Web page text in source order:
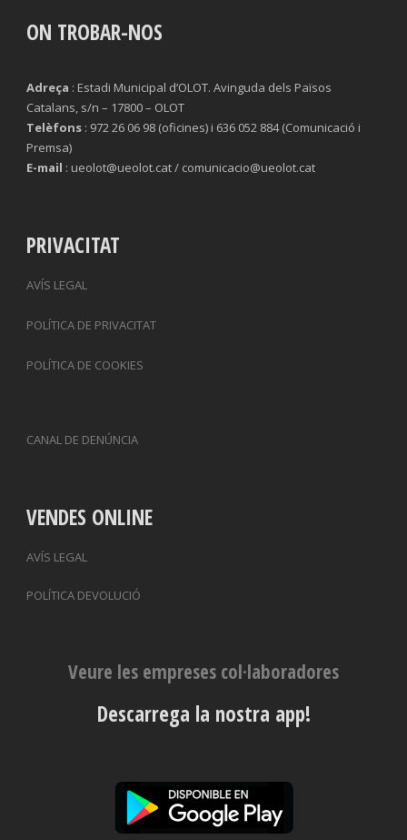
ON TROBAR-NOS
Adreça : Estadi Municipal d’OLOT. Avinguda dels Països
Catalans, s/n – 17800 – OLOT
Telèfons : 972 26 06 98 (oficines) i 636 052 884 (Comunicació i
Premsa)
E-mail : ueolot@ueolot.cat / comunicacio@ueolot.cat
PRIVACITAT
AVÍS LEGAL
POLÍTICA DE PRIVACITAT
POLÍTICA DE COOKIES
CANAL DE DENÚNCIA
VENDES ONLINE
AVÍS LEGAL
POLÍTICA DEVOLUCIÓ
Veure les empreses col·laboradores
Descarrega la nostra app!